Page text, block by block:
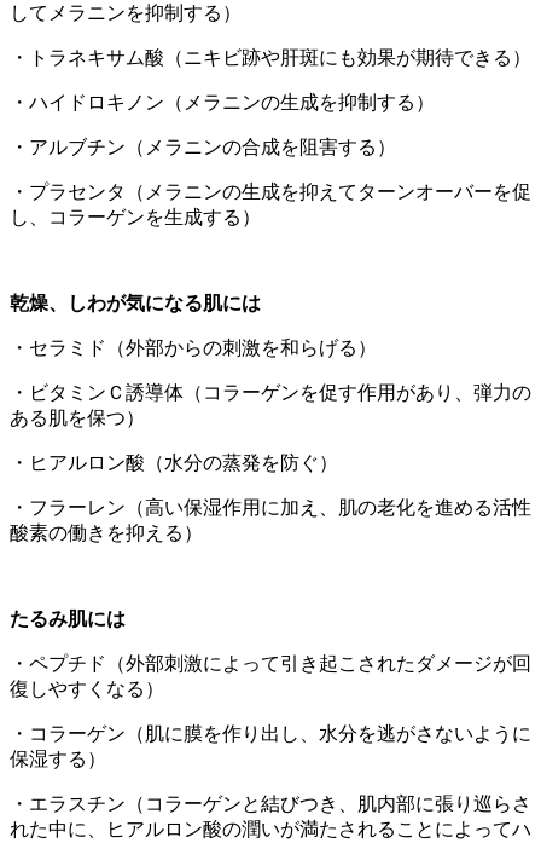
してメラニンを抑制する）
・トラネキサム酸（ニキビ跡や肝斑にも効果が期待できる）
・ハイドロキノン（メラニンの生成を抑制する）
・アルブチン（メラニンの合成を阻害する）
・プラセンタ（メラニンの生成を抑えてターンオーバーを促
し、コラーゲンを生成する）
乾燥、しわが気になる肌には
・セラミド（外部からの刺激を和らげる）
・ビタミンＣ誘導体（コラーゲンを促す作用があり、弾力の
ある肌を保つ）
・ヒアルロン酸（水分の蒸発を防ぐ）
・フラーレン（高い保湿作用に加え、肌の老化を進める活性
酸素の働きを抑える）
たるみ肌には
・ペプチド（外部刺激によって引き起こされたダメージが回
復しやすくなる）
・コラーゲン（肌に膜を作り出し、水分を逃がさないように
保湿する）
・エラスチン（コラーゲンと結びつき、肌内部に張り巡らさ
れた中に、ヒアルロン酸の潤いが満たされることによってハ